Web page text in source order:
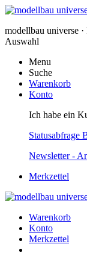
modellbau universe
Auswahl
Menu
Suche
Warenkorb
Konto
Ich habe ein
Statusabfrage
Newsletter -
Merkzettel
Warenkorb
Konto
Merkzettel